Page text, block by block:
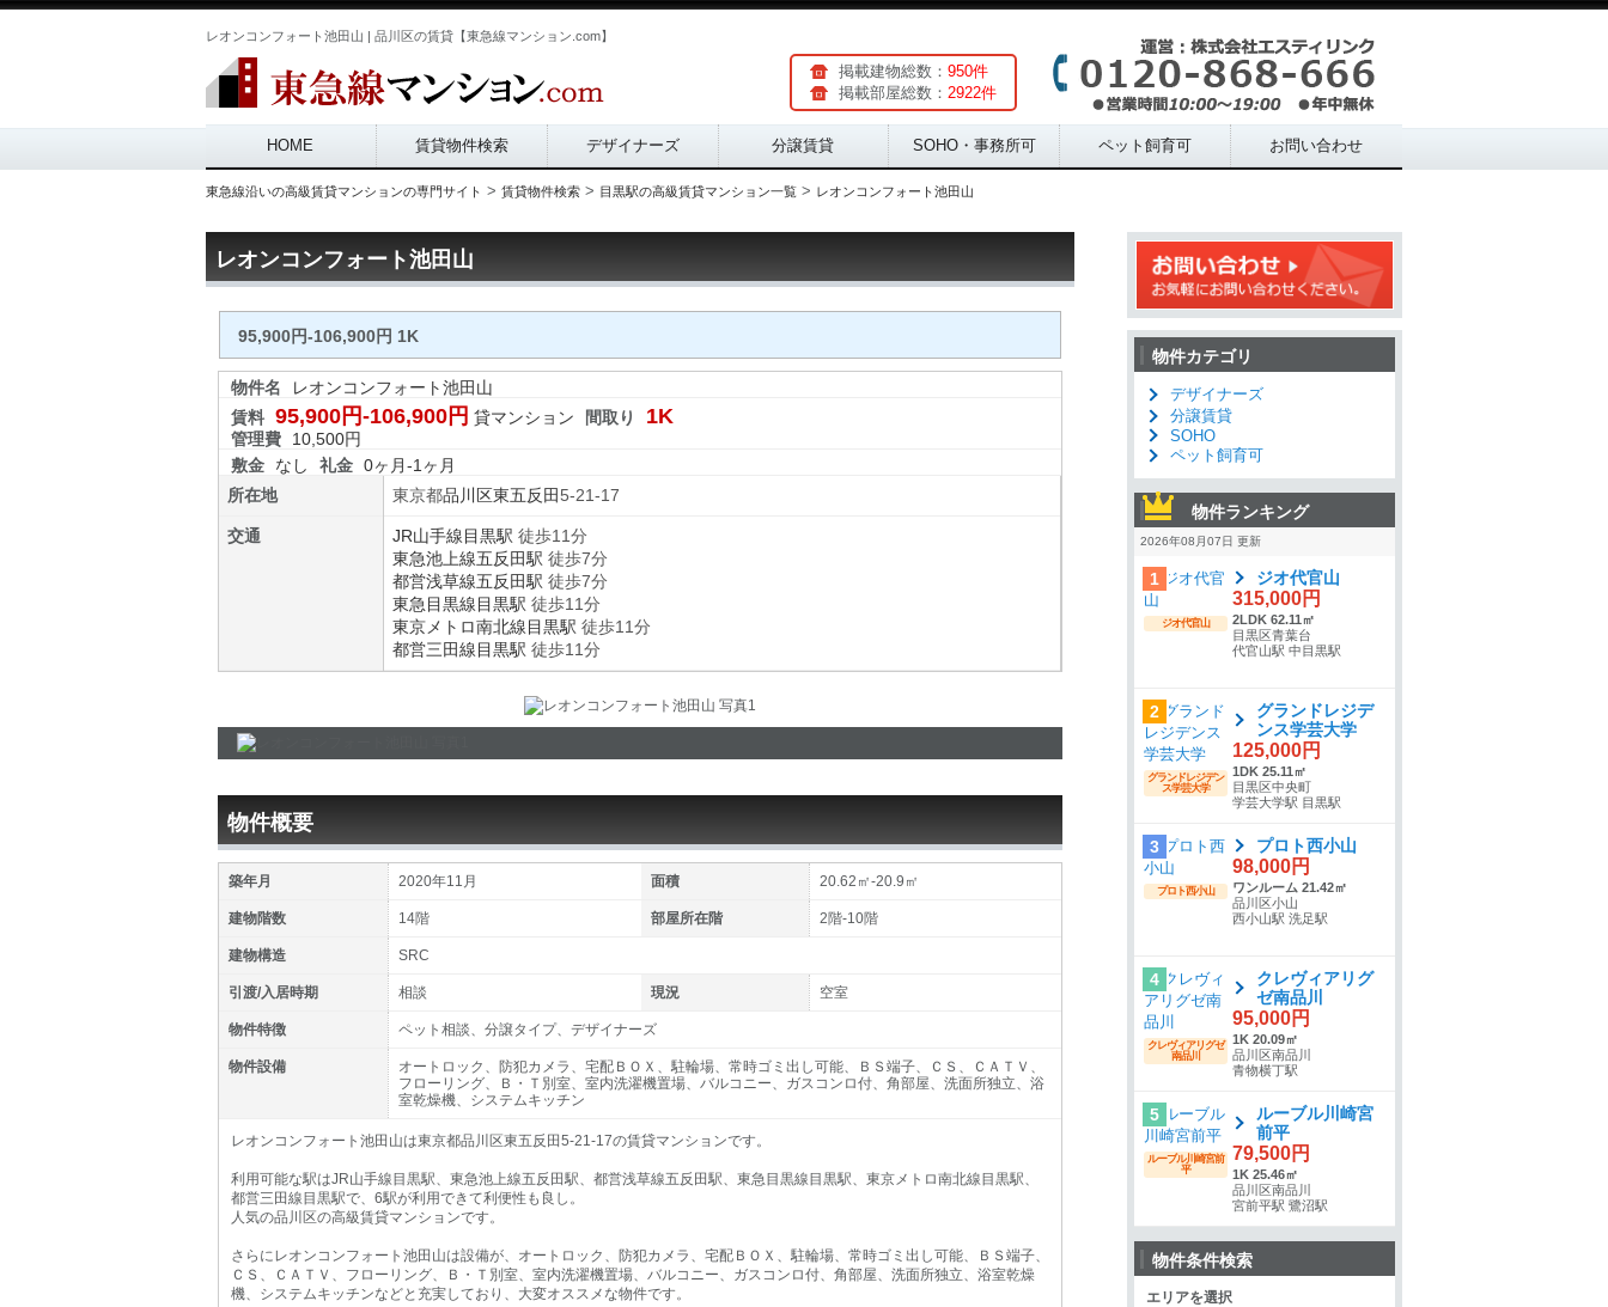
レオンコンフォート池田山 | 品川区の賃貸【東急線マンション.com】
掲載建物総数： 950件
掲載部屋総数： 2922件
Main menu
HOME 賃貸物件検索 デザイナーズ 分譲賃貸 SOHO・事務所可 ペット飼育可 お問い合わせ
東急線沿いの高級賃貸マンションの専門サイト > 賃貸物件検索 > 目黒駅の高級賃貸マンション一覧 > レオンコンフォート池田山
レオンコンフォート池田山
95,900円-106,900円 1K
物件名
レオンコンフォート池田山
賃料 95,900円-106,900円 貸マンション 間取り 1K
管理費
10,500円
敷金
なし 礼金 0ヶ月-1ヶ月
所在地
東京都品川区東五反田5-21-17
交通 JR山手線目黒駅 徒歩11分
東急池上線五反田駅 徒歩7分
都営浅草線五反田駅 徒歩7分
東急目黒線目黒駅 徒歩11分
東京メトロ南北線目黒駅 徒歩11分
都営三田線目黒駅 徒歩11分
物件概要
築年月 2020年11月 面積 20.62㎡-20.9㎡
建物階数 14階 部屋所在階 2階-10階
建物構造 SRC
引渡/入居時期 相談 現況 空室
物件特徴 ペット相談、分譲タイプ、デザイナーズ
物件設備
オートロック、防犯カメラ、宅配ＢＯＸ、駐輪場、常時ゴミ出し可能、ＢＳ端子、ＣＳ、ＣＡＴＶ、
フローリング、Ｂ・Ｔ別室、室内洗濯機置場、バルコニー、ガスコンロ付、角部屋、洗面所独立、浴
室乾燥機、システムキッチン
レオンコンフォート池田山は東京都品川区東五反田5-21-17の賃貸マンションです。
利用可能な駅はJR山手線目黒駅、東急池上線五反田駅、都営浅草線五反田駅、東急目黒線目黒駅、東京メトロ南北線目黒駅、
都営三田線目黒駅で、6駅が利用できて利便性も良し。
人気の品川区の高級賃貸マンションです。
さらにレオンコンフォート池田山は設備が、オートロック、防犯カメラ、宅配ＢＯＸ、駐輪場、常時ゴミ出し可能、ＢＳ端子、
ＣＳ、ＣＡＴＶ、フローリング、Ｂ・Ｔ別室、室内洗濯機置場、バルコニー、ガスコンロ付、角部屋、洗面所独立、浴室乾燥
機、システムキッチンなどと充実しており、大変オススメな物件です。
物件カテゴリ
デザイナーズ
分譲賃貸
SOHO
ペット飼育可
物件ランキング
2026年08月07日 更新
1
ジオ代官山
ジオ代官山
315,000円
2LDK 62.11㎡
目黒区青葉台
代官山駅 中目黒駅
2
グランドレジデン
ス学芸大学
グランドレジデ
ンス学芸大学
125,000円
1DK 25.11㎡
目黒区中央町
学芸大学駅 目黒駅
3
プロト西小山
プロト西小山
98,000円
ワンルーム 21.42㎡
品川区小山
西小山駅 洗足駅
4
クレヴィアリグゼ
南品川
クレヴィアリグ
ゼ南品川
95,000円
1K 20.09㎡
品川区南品川
青物横丁駅
5
ルーブル川崎宮前
平
ルーブル川崎宮
前平
79,500円
1K 25.46㎡
品川区南品川
宮前平駅 鷺沼駅
物件条件検索
エリアを選択